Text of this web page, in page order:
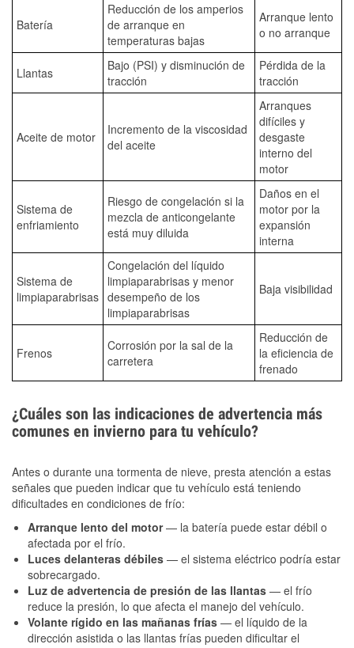
Batería
Reducción de los amperios
de arranque en
temperaturas bajas
Arranque lento
o no arranque
Llantas
Bajo (PSI) y disminución de
tracción
Pérdida de la
tracción
Aceite de motor
Incremento de la viscosidad
del aceite
Arranques
difíciles y
desgaste
interno del
motor
Sistema de
enfriamiento
Riesgo de congelación si la
mezcla de anticongelante
está muy diluida
Daños en el
motor por la
expansión
interna
Sistema de
limpiaparabrisas
Congelación del líquido
limpiaparabrisas y menor
desempeño de los
limpiaparabrisas
Baja visibilidad
Frenos
Corrosión por la sal de la
carretera
Reducción de
la eficiencia de
frenado
¿Cuáles son las indicaciones de advertencia más
comunes en invierno para tu vehículo?
Antes o durante una tormenta de nieve, presta atención a estas
señales que pueden indicar que tu vehículo está teniendo
dificultades en condiciones de frío:
Arranque lento del motor— la batería puede estar débil o
afectada por el frío.
Luces delanteras débiles — el sistema eléctrico podría estar
sobrecargado.
Luz de advertencia de presión de las llantas — el frío
reduce la presión, lo que afecta el manejo del vehículo.
Volante rígido en las mañanas frías — el líquido de la
dirección asistida o las llantas frías pueden dificultar el